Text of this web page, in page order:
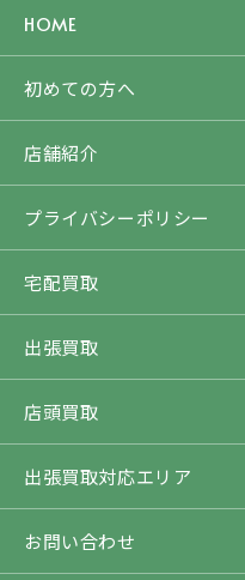
HOME
初めての方へ
店舗紹介
プライバシーポリシー
宅配買取
出張買取
店頭買取
出張買取対応エリア
お問い合わせ